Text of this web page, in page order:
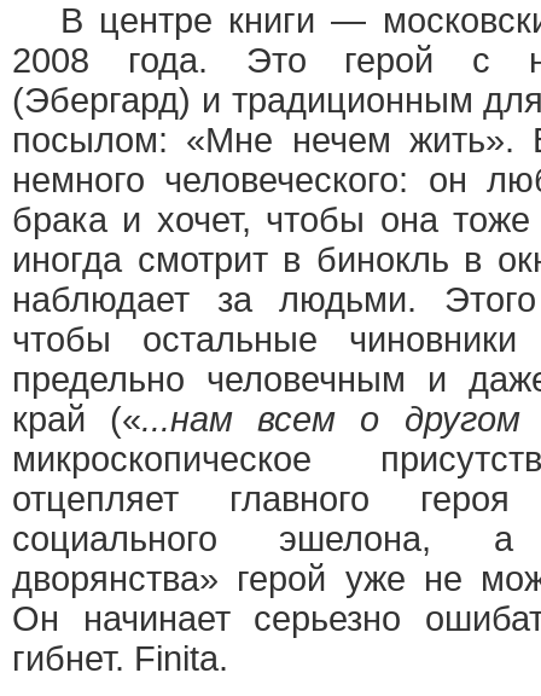
В центре книги —
2008 года. Это герой с
(Эбергард) и традиционным
посылом: «Мне нечем жить».
немного человеческого: он
брака и хочет, чтобы она
иногда смотрит в бинокль в
наблюдает за людьми. Этого
чтобы остальные чиновники
предельно человечным и
край («...нам всем о другом
микроскопическое
отцепляет главного
социального эшелона,
дворянства» герой уже не
Он начинает серьезно
гибнет. Finita.